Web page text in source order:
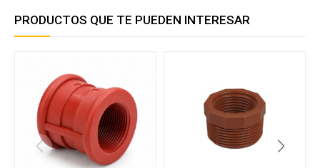
PRODUCTOS QUE TE PUEDEN INTERESAR